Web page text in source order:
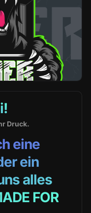
Druck.
eine
ein
alles
FOR